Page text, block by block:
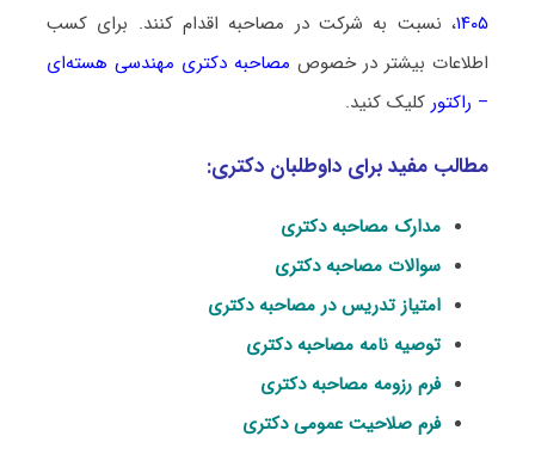
۱۴۰۵، نسبت به شرکت در مصاحبه اقدام کنند. برای کسب
اطلاعات بیشتر در خصوص مصاحبه دکتری مهندسی هسته‌ای
– راکتورکلیک کنید.
مطالب مفید برای داوطلبان دکتری:
مدارک مصاحبه دکتری
سوالات مصاحبه دکتری
امتیاز تدریس در مصاحبه دکتری
توصیه نامه مصاحبه دکتری
فرم رزومه مصاحبه دکتری
فرم صلاحیت عمومی دکتری